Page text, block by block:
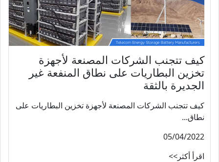
كيف تتجنب الشركات المصنعة لأجهزة
تخزين البطاريات على نطاق المنفعة غير
الجديرة بالثقة
كيف تتجنب الشركات المصنعة لأجهزة تخزين البطاريات على
نطاق...
05/04/2022
اقرأ أكثر>>